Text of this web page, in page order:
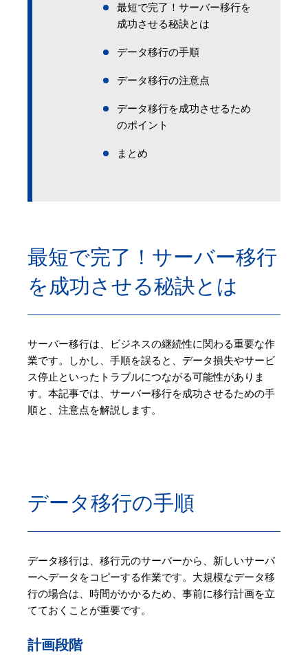
最短で完了！サーバー移行を
成功させる秘訣とは
データ移行の手順
データ移行の注意点
データ移行を成功させるため
のポイント
まとめ
最短で完了！サーバー移行
を成功させる秘訣とは
サーバー移行は、ビジネスの継続性に関わる重要な作
業です。しかし、手順を誤ると、データ損失やサービ
ス停止といったトラブルにつながる可能性がありま
す。本記事では、サーバー移行を成功させるための手
順と、注意点を解説します。
データ移行の手順
データ移行は、移行元のサーバーから、新しいサーバ
ーへデータをコピーする作業です。大規模なデータ移
行の場合は、時間がかかるため、事前に移行計画を立
てておくことが重要です。
計画段階